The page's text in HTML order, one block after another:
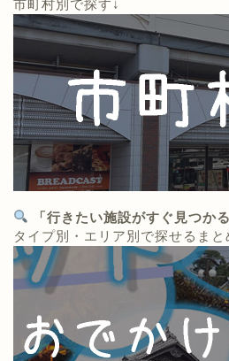
市町村別で探す↓
「行きたい施設がすぐ見つかる
タイプ別・エリア別で探せるま